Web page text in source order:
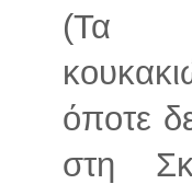
(Τα
όποτε
στη